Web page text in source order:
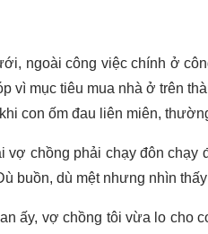
ngoài công việc chính ở
vì mục tiêu mua nhà ở trên
con ốm đau liên miên,
vợ chồng phải chạy đôn chạy
buồn, dù mệt nhưng nhìn
ấy, vợ chồng tôi vừa lo cho